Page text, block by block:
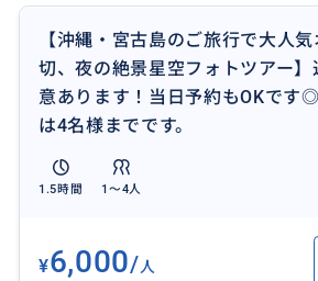
【沖縄・宮古島のご旅行で大人
切、夜の絶景星空フォトツアー】
意あります！当日予約もOKで
は4名様までです。
1.5時間 1〜4人
¥6,000/人